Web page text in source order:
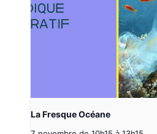
La Fresque Océane